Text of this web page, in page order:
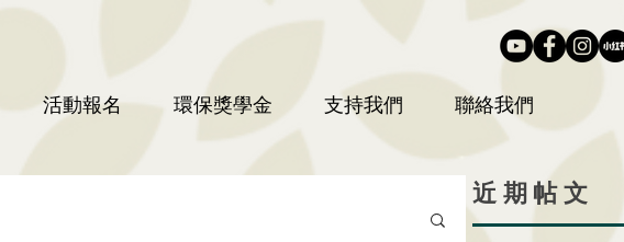
活動報名 環保獎學金 支持我們 聯絡我們
近期帖文